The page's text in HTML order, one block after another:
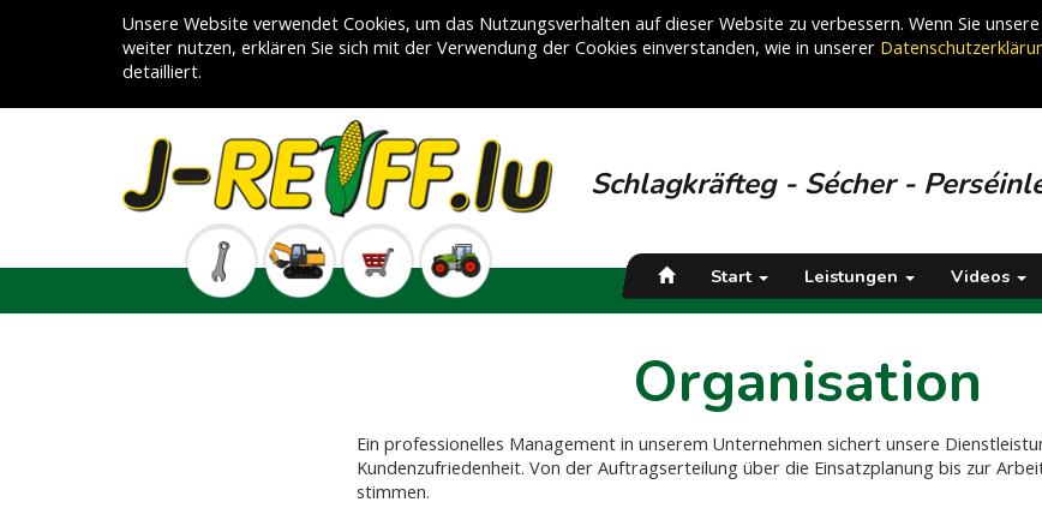
Unsere Website verwendet Cookies, um das Nutzungsverhalten auf dieser Website zu verbessern. Wenn Sie
weiter nutzen, erklären Sie sich mit der Verwendung der Cookies einverstanden, wie in unserer
detailliert.
Schlagkräfteg - Sécher -
Start Leistungen Videos
Organisation
Ein professionelles Management in unserem Unternehmen sichert unsere
Kundenzufriedenheit. Von der Auftragserteilung über die Einsatzplanung bis zur
stimmen.